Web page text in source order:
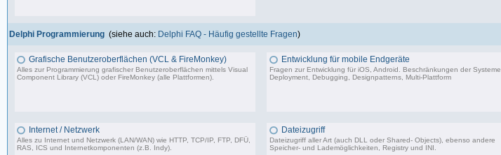
Delphi Programmierung (siehe auch: Delphi FAQ - Häufig gestellte Fragen)
Grafische Benutzeroberflächen (VCL & FireMonkey)
Alles zur Programmierung grafischer Benutzeroberflächen mittels Visual
Component Library (VCL) oder FireMonkey (alle Plattformen).
Entwicklung für mobile Endgeräte
Fragen zur Entwicklung für iOS, Android. Beschränkungen der Systeme,
Deployment, Debugging, Designpatterns, Multi-Plattform
Internet / Netzwerk
Alles zu Internet und Netzwerk (LAN/WAN) wie HTTP, TCP/IP, FTP, DFÜ,
RAS, ICS und Internetkomponenten (z.B. Indy).
Dateizugriff
Dateizugriff aller Art (auch DLL oder Shared- Objects), ebenso andere
Speicher- und Lademöglichkeiten, Registry und INI.